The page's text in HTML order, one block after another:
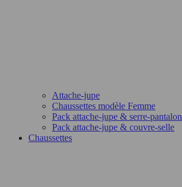
Attache-jupe
Chaussettes modèle Femme
Pack attache-jupe & serre-pantalon
Pack attache-jupe & couvre-selle
Chaussettes